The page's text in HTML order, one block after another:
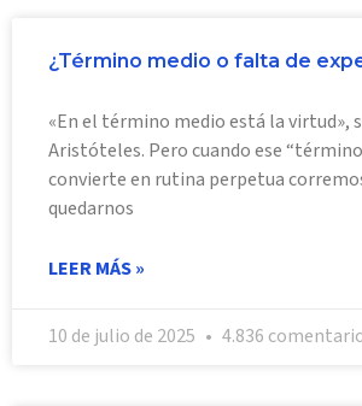
¿Término medio o falta de
«En el término medio está la virtud»,
Aristóteles. Pero cuando ese
convierte en rutina perpetua
quedarnos
LEER MÁS »
10 de julio de 2025 4.836